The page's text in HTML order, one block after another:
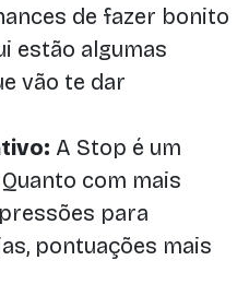
de fazer bonito
estão algumas
vão te dar
A Stop é um
com mais
para
pontuações mais